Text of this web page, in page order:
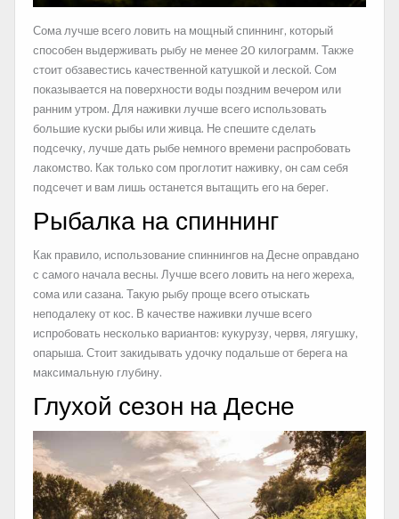
Сома лучше всего ловить на мощный спиннинг, который
способен выдерживать рыбу не менее 20 килограмм. Также
стоит обзавестись качественной катушкой и леской. Сом
показывается на поверхности воды поздним вечером или
ранним утром. Для наживки лучше всего использовать
большие куски рыбы или живца. Не спешите сделать
подсечку, лучше дать рыбе немного времени распробовать
лакомство. Как только сом проглотит наживку, он сам себя
подсечет и вам лишь останется вытащить его на берег.
Рыбалка на спиннинг
Как правило, использование спиннингов на Десне оправдано
с самого начала весны. Лучше всего ловить на него жереха,
сома или сазана. Такую рыбу проще всего отыскать
неподалеку от кос. В качестве наживки лучше всего
испробовать несколько вариантов: кукурузу, червя, лягушку,
опарыша. Стоит закидывать удочку подальше от берега на
максимальную глубину.
Глухой сезон на Десне